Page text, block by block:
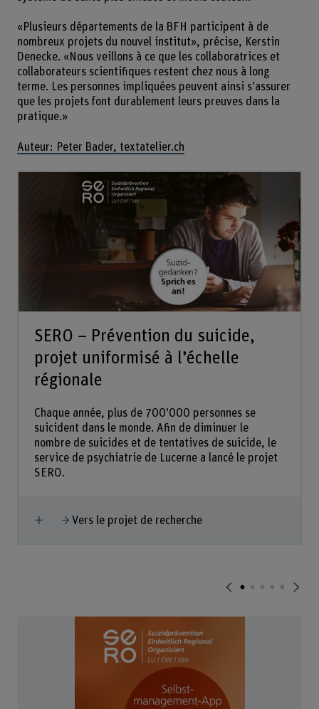
«Plusieurs départements de la BFH participent à de
nombreux projets du nouvel institut», précise, Kerstin
Denecke. «Nous veillons à ce que les collaboratrices et
collaborateurs scientifiques restent chez nous à long
terme. Les personnes impliquées peuvent ainsi s’assurer
que les projets font durablement leurs preuves dans la
pratique.»
Auteur: Peter Bader, textatelier.ch
SERO – Prévention du suicide,
projet uniformisé à l’échelle
régionale
Chaque année, plus de 700’000 personnes se
suicident dans le monde. Afin de diminuer le
nombre de suicides et de tentatives de suicide, le
service de psychiatrie de Lucerne a lancé le projet
SERO.
Afficher plus
Vers le projet de recherche